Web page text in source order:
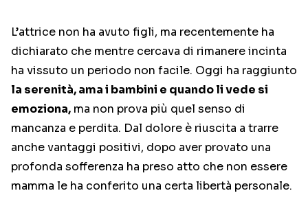
L’attrice non ha avuto figli, ma recentemente ha
dichiarato che mentre cercava di rimanere incinta
ha vissuto un periodo non facile. Oggi ha raggiunto
la serenità, ama i bambini e quando li vede si
emoziona, ma non prova più quel senso di
mancanza e perdita. Dal dolore è riuscita a trarre
anche vantaggi positivi, dopo aver provato una
profonda sofferenza ha preso atto che non essere
mamma le ha conferito una certa libertà personale.